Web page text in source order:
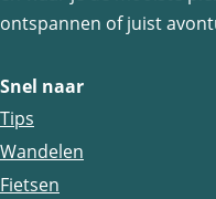
p
g
i
n
a
p
g
n
p
ontspannen of juist
Snel naar
Tips
Wandelen
Fietsen